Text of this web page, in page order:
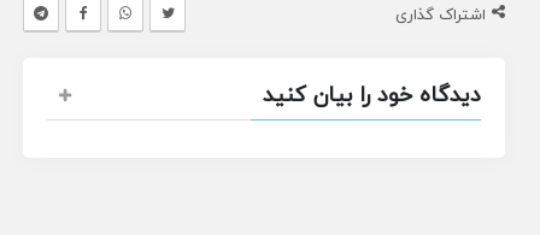
اشتراک گذاری
دیدگاه خود را بیان کنید